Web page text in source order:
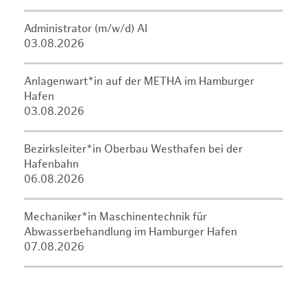
Administrator (m/w/d) AI
03.08.2026
Anlagenwart*in auf der METHA im Hamburger
Hafen
03.08.2026
Bezirksleiter*in Oberbau Westhafen bei der
Hafenbahn
06.08.2026
Mechaniker*in Maschinentechnik für
Abwasserbehandlung im Hamburger Hafen
07.08.2026